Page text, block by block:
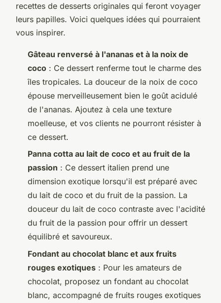
recettes de desserts originales qui feront voyager
leurs papilles. Voici quelques idées qui pourraient
vous inspirer.
Gâteau renversé à l'ananas et à la noix de
coco : Ce dessert renferme tout le charme des
îles tropicales. La douceur de la noix de coco
épouse merveilleusement bien le goût acidulé
de l'ananas. Ajoutez à cela une texture
moelleuse, et vos clients ne pourront résister à
ce dessert.
Panna cotta au lait de coco et au fruit de la
passion : Ce dessert italien prend une
dimension exotique lorsqu'il est préparé avec
du lait de coco et du fruit de la passion. La
douceur du lait de coco contraste avec l'acidité
du fruit de la passion pour offrir un dessert
équilibré et savoureux.
Fondant au chocolat blanc et aux fruits
rouges exotiques : Pour les amateurs de
chocolat, proposez un fondant au chocolat
blanc, accompagné de fruits rouges exotiques